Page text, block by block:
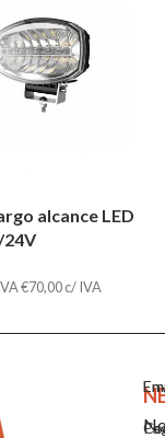
alcance LED
24V
€70,00c/ IVA